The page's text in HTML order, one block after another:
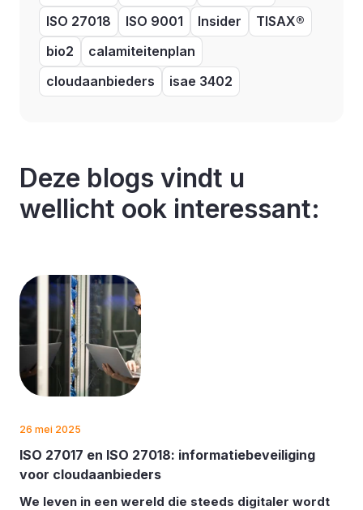
ISO 27018
ISO 9001 Insider
TISAX®
bio2
calamiteitenplan
cloudaanbieders
isae 3402
Deze blogs vindt u
wellicht ook interessant:
26 mei 2025
ISO 27017 en ISO 27018: informatiebeveiliging
voor cloudaanbieders
We leven in een wereld die steeds digitaler wordt